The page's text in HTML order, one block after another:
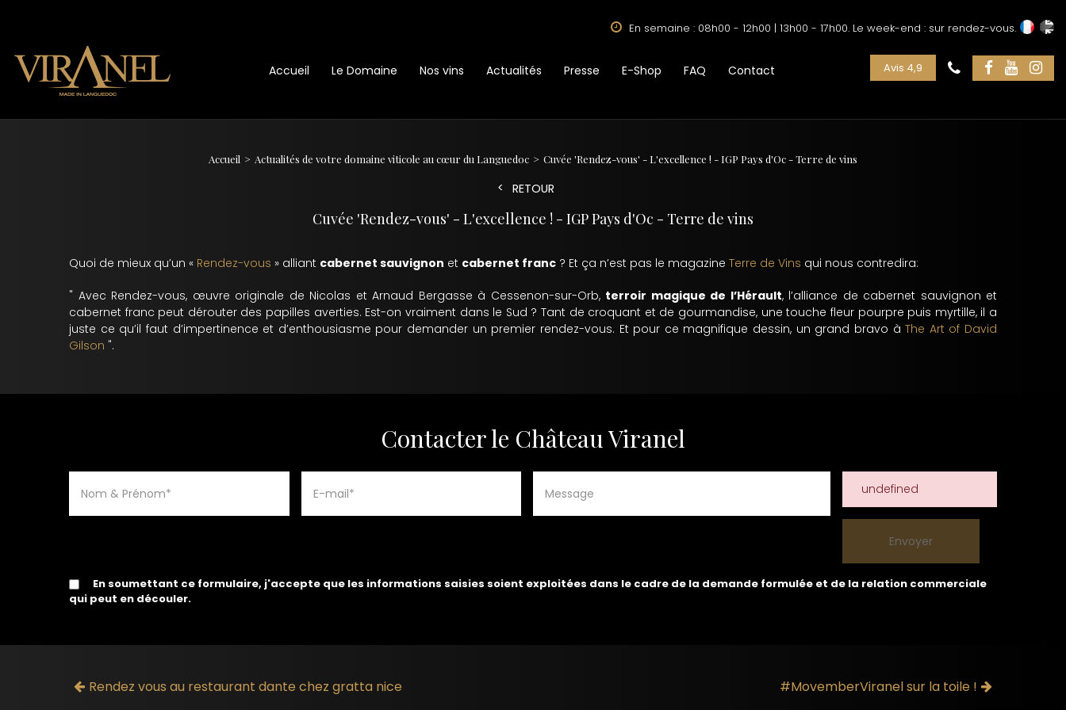
En semaine : 08h00 - 12h00 | 13h00 - 17h00. Le week-end : sur rendez-vous.
Accueil Le Domaine Nos vins Actualités Presse E-Shop FAQ Contact Avis 4,9
Accueil Actualités de votre domaine viticole au cœur du Languedoc Cuvée 'Rendez-vous' - L'excellence ! - IGP Pays d'Oc - Terre de vins
RETOUR
Cuvée 'Rendez-vous' - L'excellence ! - IGP Pays d'Oc - Terre de vins
Quoi de mieux qu’un « Rendez-vous » alliant cabernet sauvignon et cabernet franc ? Et ça n’est pas le magazine Terre de Vins qui nous contredira:
" Avec Rendez-vous, œuvre originale de Nicolas et Arnaud Bergasse à Cessenon-sur-Orb, terroir magique de l’Hérault, l’alliance de cabernet sauvignon et
cabernet franc peut dérouter des papilles averties. Est-on vraiment dans le Sud ? Tant de croquant et de gourmandise, une touche fleur pourpre puis myrtille, il a
juste ce qu’il faut d’impertinence et d’enthousiasme pour demander un premier rendez-vous. Et pour ce magnifique dessin, un grand bravo à The Art of David
Gilson ".
Contacter le Château Viranel
undefined
En soumettant ce formulaire, j'accepte que les informations saisies soient exploitées dans le cadre de la demande formulée et de la relation commerciale
qui peut en découler.
Rendez vous au restaurant dante chez gratta nice #MovemberViranel sur la toile !